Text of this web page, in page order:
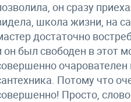
он сразу
школа жизни, на
достаточно
он был свободен в этот
Потому что
Просто,